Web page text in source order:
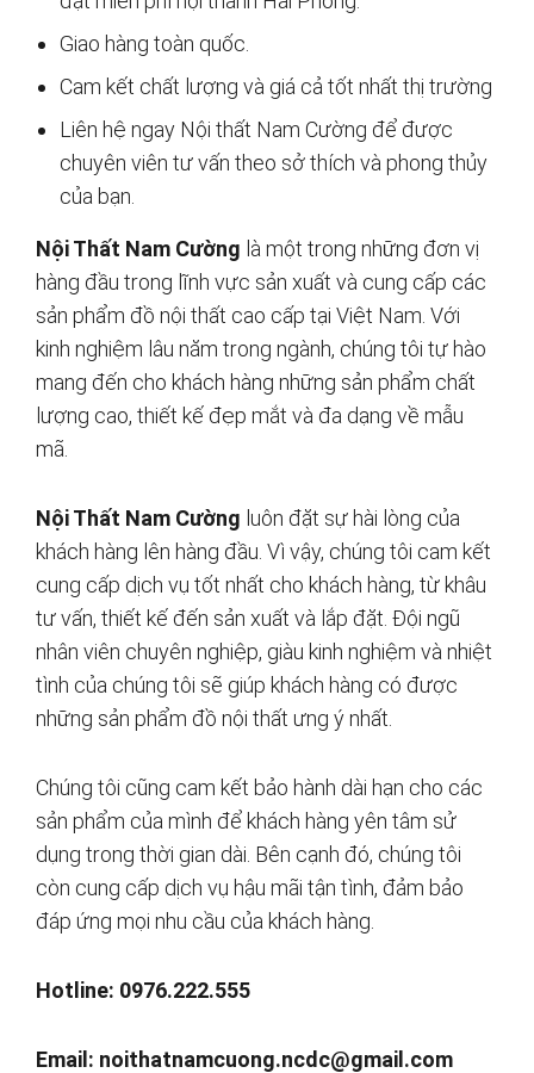
Giao hàng toàn quốc.
Cam kết chất lượng và giá cả tốt nhất thị trường
Liên hệ ngay Nội thất Nam Cường để được
chuyên viên tư vấn theo sở thích và phong thủy
của bạn.
Nội Thất Nam Cường là một trong những đơn vị
hàng đầu trong lĩnh vực sản xuất và cung cấp các
sản phẩm đồ nội thất cao cấp tại Việt Nam. Với
kinh nghiệm lâu năm trong ngành, chúng tôi tự hào
mang đến cho khách hàng những sản phẩm chất
lượng cao, thiết kế đẹp mắt và đa dạng về mẫu
mã.
Nội Thất Nam Cường luôn đặt sự hài lòng của
khách hàng lên hàng đầu. Vì vậy, chúng tôi cam kết
cung cấp dịch vụ tốt nhất cho khách hàng, từ khâu
tư vấn, thiết kế đến sản xuất và lắp đặt. Đội ngũ
nhân viên chuyên nghiệp, giàu kinh nghiệm và nhiệt
tình của chúng tôi sẽ giúp khách hàng có được
những sản phẩm đồ nội thất ưng ý nhất.
Chúng tôi cũng cam kết bảo hành dài hạn cho các
sản phẩm của mình để khách hàng yên tâm sử
dụng trong thời gian dài. Bên cạnh đó, chúng tôi
còn cung cấp dịch vụ hậu mãi tận tình, đảm bảo
đáp ứng mọi nhu cầu của khách hàng.
Hotline: 0976.222.555
Email: noithatnamcuong.ncdc@gmail.com